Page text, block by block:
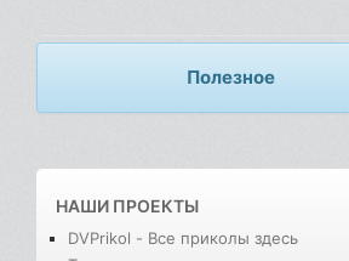
Полезное
НАШИ ПРОЕКТЫ
DVPrikol - Все приколы здесь